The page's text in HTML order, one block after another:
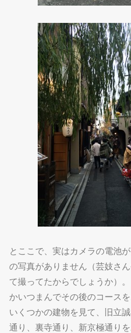
とここで、実はカメラの電池
の写真がありません（芸妓さ
て撮ってたからでしょうか）。
かいつまんでその後のコース
いくつかの建物を見て、旧立
通り、裏寺通り、新京極通り